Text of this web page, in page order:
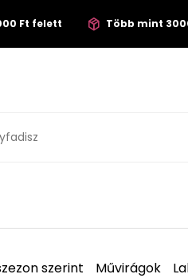
Ft felett Több mint
szerint Művirágok